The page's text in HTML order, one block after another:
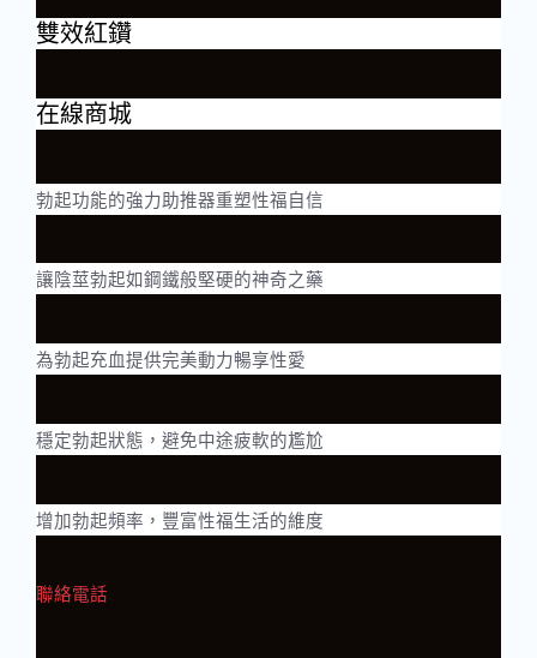
雙效紅鑽
在線商城
勃起功能的強力助推器重塑性福自信
讓陰莖勃起如鋼鐵般堅硬的神奇之藥
為勃起充血提供完美動力暢享性愛
穩定勃起狀態，避免中途疲軟的尷尬
增加勃起頻率，豐富性福生活的維度
聯絡電話